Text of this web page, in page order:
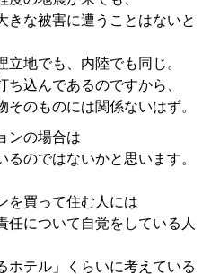
きな被害に遭うことはないと
地でも、内陸でも同じ。
込んであるのですから、
のものには関係ないはず。
ンの場合は
のではないかと思います。
を買って住む人には
任について自覚をしている人
ホテル」くらいに考えている